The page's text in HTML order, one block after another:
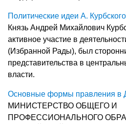
Политические идеи А. Курбского
Князь Андрей Михайлович
активное участие в
(Избранной Рады), был
представительства в
власти.
Основные формы правления в
МИНИСТЕРСТВО ОБЩЕГО И
ПРОФЕССИОНАЛЬНОГО